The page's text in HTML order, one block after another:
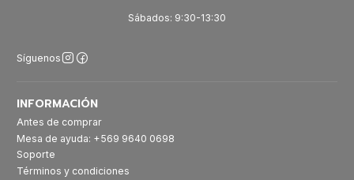
Sábados: 9:30-13:30
Síguenos
INFORMACIÓN
Antes de comprar
Mesa de ayuda: +569 9640 0698
Soporte
Términos y condiciones